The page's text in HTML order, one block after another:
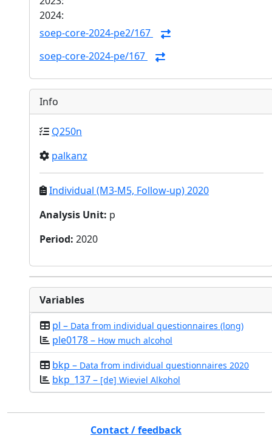
2024:
soep-core-2024-pe2/167
soep-core-2024-pe/167
Info
Q250n
palkanz
Individual (M3-M5, Follow-up) 2020
Analysis Unit: p
Period: 2020
Variables
pl – Data from individual questionnaires (long)
ple0178 – How much alcohol
bkp – Data from individual questionnaires 2020
bkp_137 – [de] Wieviel Alkohol
Contact / feedback